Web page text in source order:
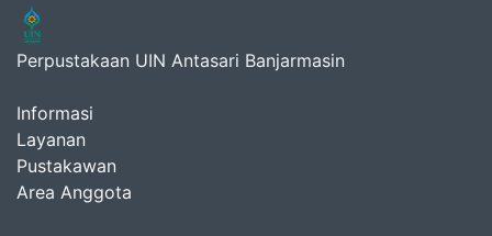
Perpustakaan UIN Antasari Banjarmasin
Informasi
Layanan
Pustakawan
Area Anggota